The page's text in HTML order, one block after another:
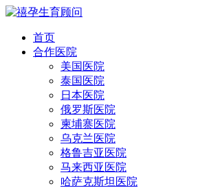
首页
合作医院
美国医院
泰国医院
日本医院
俄罗斯医院
柬埔寨医院
乌克兰医院
格鲁吉亚医院
马来西亚医院
哈萨克斯坦医院